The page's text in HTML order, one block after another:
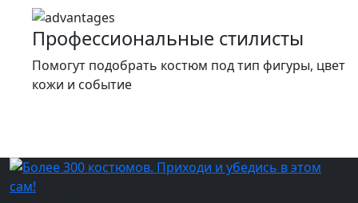
Профессиональные стилисты
Помогут подобрать костюм под тип фигуры, цвет
кожи и событие